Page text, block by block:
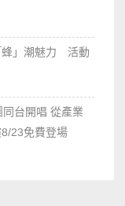
蜂」潮魅力 活動
台開唱 從產業
23免費登場